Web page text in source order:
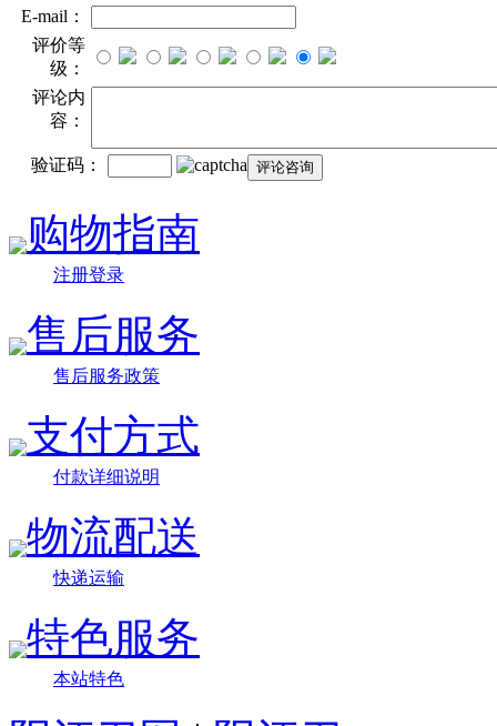
E-mail：
评价等
级：
评论内
容：
验证码：
购物指南
注册登录
售后服务
售后服务政策
支付方式
付款详细说明
物流配送
快递运输
特色服务
本站特色